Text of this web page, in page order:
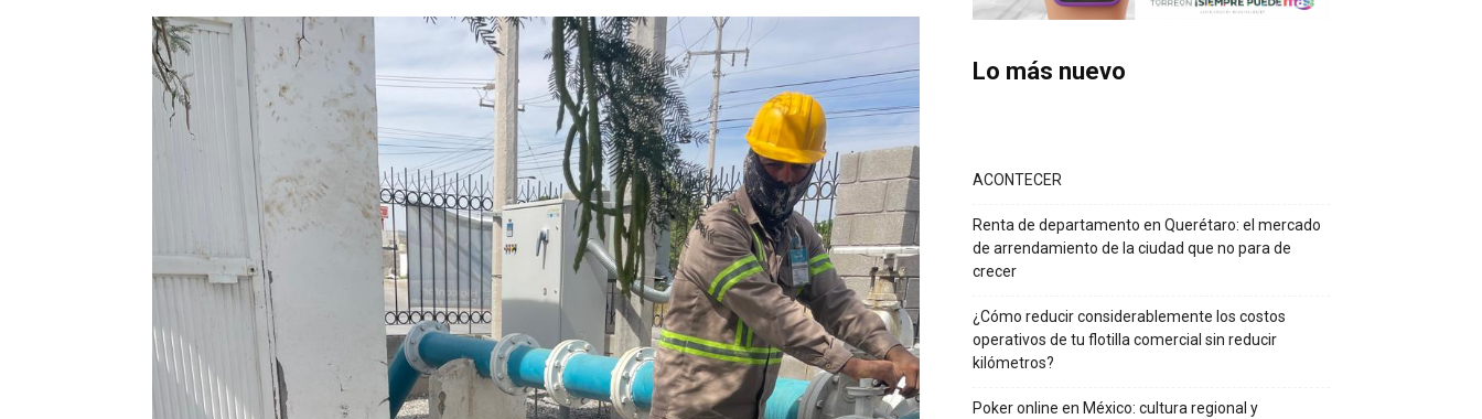
Lo más nuevo
ACONTECER
Renta de departamento en Querétaro: el mercado
de arrendamiento de la ciudad que no para de
crecer
¿Cómo reducir considerablemente los costos
operativos de tu flotilla comercial sin reducir
kilómetros?
Poker online en México: cultura regional y